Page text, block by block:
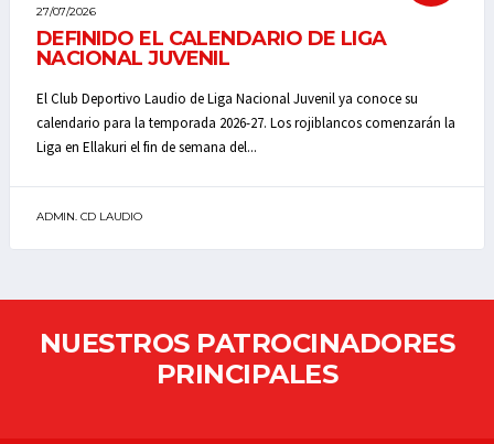
27/07/2026
DEFINIDO EL CALENDARIO DE LIGA
NACIONAL JUVENIL
El Club Deportivo Laudio de Liga Nacional Juvenil ya conoce su
calendario para la temporada 2026-27. Los rojiblancos comenzarán la
Liga en Ellakuri el fin de semana del...
ADMIN. CD LAUDIO
NUESTROS PATROCINADORES
PRINCIPALES